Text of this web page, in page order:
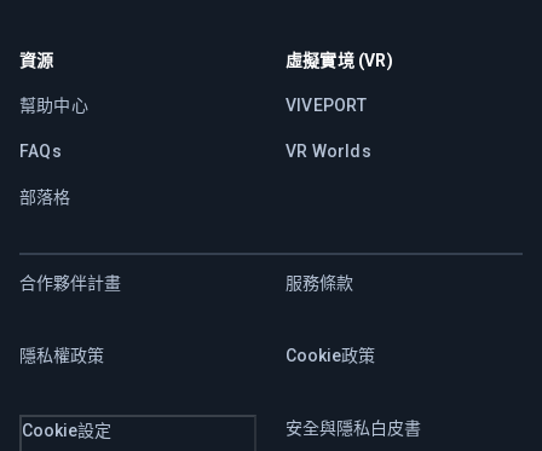
資源
幫助中心
FAQs
部落格
虛擬實境 (VR)
VIVEPORT
VR Worlds
合作夥伴計畫 服務條款
隱私權政策 Cookie政策
Cookie設定 安全與隱私白皮書